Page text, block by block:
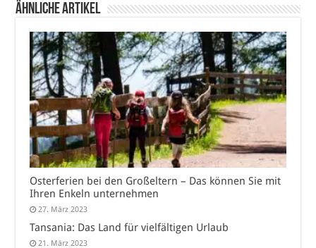
Ähnliche Artikel
Osterferien bei den Großeltern – Das können Sie mit
Ihren Enkeln unternehmen
27. März 2023
Tansania: Das Land für vielfältigen Urlaub
21. März 2023